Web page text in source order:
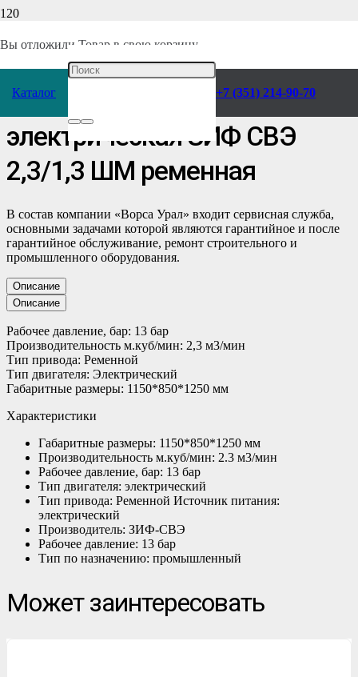
Вы отложили Товар в свою корзину.
Каталог +7 (351) 214-90-70
Главная/Каталог/Компрессоры/ЗИФ/
Станция компрессорная
электрическая ЗИФ СВЭ
2,3/1,3 ШМ ременная
В состав компании «Ворса Урал» входит сервисная служба,
основными задачами которой являются гарантийное и после
гарантийное обслуживание, ремонт строительного и
промышленного оборудования.
Описание
Описание
Рабочее давление, бар: 13 бар
Производительность м.куб/мин: 2,3 м3/мин
Тип привода: Ременной
Тип двигателя: Электрический
Габаритные размеры: 1150*850*1250 мм
Характеристики
Габаритные размеры: 1150*850*1250 мм
Производительность м.куб/мин: 2.3 м3/мин
Рабочее давление, бар: 13 бар
Тип двигателя: электрический
Тип привода: Ременной Источник питания:
электрический
Производитель: ЗИФ-СВЭ
Рабочее давление: 13 бар
Тип по назначению: промышленный
Может заинтересовать